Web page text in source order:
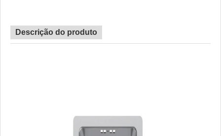
Descrição do produto